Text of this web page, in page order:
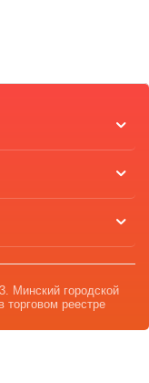
Минский городской
торговом реестре